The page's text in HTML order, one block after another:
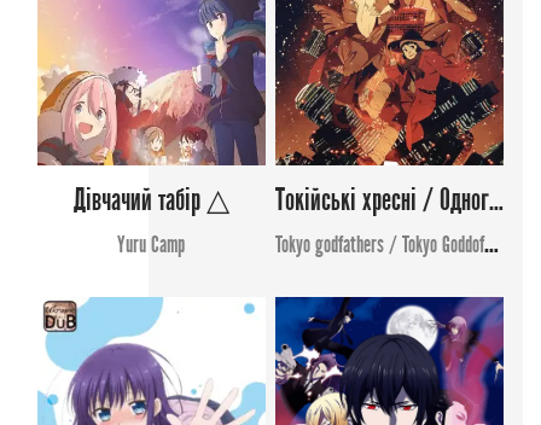
Дівчачий табір △
Yuru Camp
Токійські хресні / Одного разу в Токіо
Tokyo godfathers / Tokyo Goddofazazu